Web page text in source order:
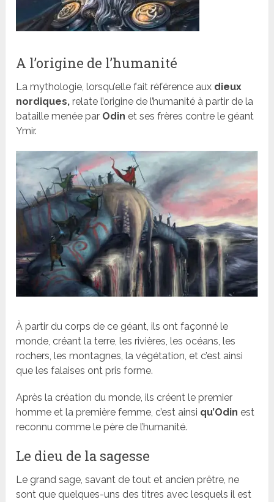
A l’origine de l’humanité
La mythologie, lorsqu’elle fait référence aux dieux
nordiques, relate l’origine de l’humanité à partir de la
bataille menée par Odin et ses frères contre le géant
Ymir.
À partir du corps de ce géant, ils ont façonné le
monde, créant la terre, les rivières, les océans, les
rochers, les montagnes, la végétation, et c’est ainsi
que les falaises ont pris forme.
Après la création du monde, ils créent le premier
homme et la première femme, c’est ainsi qu’Odin est
reconnu comme le père de l’humanité.
Le dieu de la sagesse
Le grand sage, savant de tout et ancien prêtre, ne
sont que quelques-uns des titres avec lesquels il est